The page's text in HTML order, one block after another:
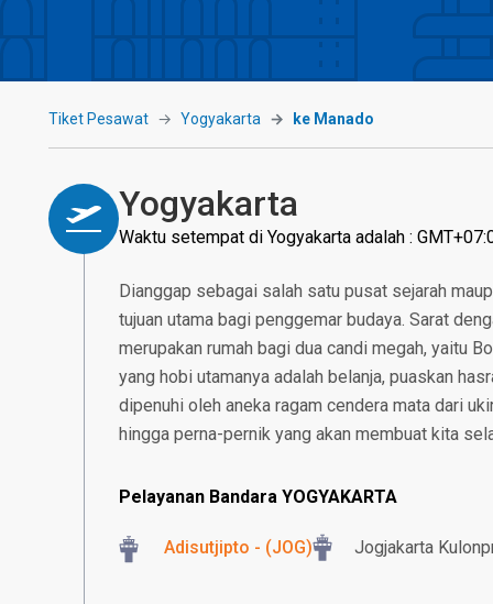
Tiket Pesawat Yogyakarta ke Manado
Yogyakarta
Waktu setempat di Yogyakarta adalah :
Dianggap sebagai salah satu pusat sejarah
tujuan utama bagi penggemar budaya. Sarat
merupakan rumah bagi dua candi megah, yaitu
yang hobi utamanya adalah belanja, puaskan
dipenuhi oleh aneka ragam cendera mata dari
hingga perna-pernik yang akan membuat kita
Pelayanan Bandara YOGYAKARTA
Adisutjipto - (JOG) Jogjakarta